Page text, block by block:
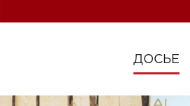
ДОСЬЕ